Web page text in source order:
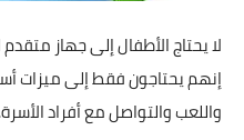
لا يحتاجالأطفالإلى جهاز متقدم
إنهم يحتاجون فقط إلى ميزات
واللعب والتواصل مع أفراد الأسرة.